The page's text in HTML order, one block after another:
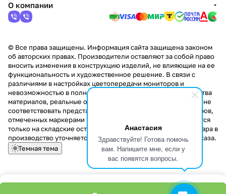
Анастасия
Здравствуйте! Готова помочь
вам. Напишите мне, если у
вас появятся вопросы.
О компании
© Все права защищены. Информация сайта защищена законом
об авторских правах. Производители оставляют за собой право
вносить изменения в конструкцию изделий, не влияющие на ее
функциональность и художественное решение. В связи с
различиями в настройках цветопередачи мониторов и
невозможностью в полной мере передать некоторые свойства
материалов, реальные оттенки и текстуры продукции могут не
соответствовать представленным на сайте. Стоимость товаров,
отмеченных маркерами "Скидка!" и "Акция!" распространяется
только на складские остатки. Стоимость заказа данного товара в
производство уточняется у менеджера при оформлении заказа.
Темная тема